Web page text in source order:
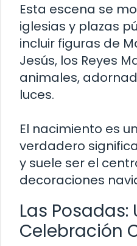
Esta escena se
iglesias y plazas
incluir figuras de
Jesús, los Reyes
animales,
luces.
El nacimiento es
verdadero
y suele ser el
decoraciones
Las Posadas:
Celebración